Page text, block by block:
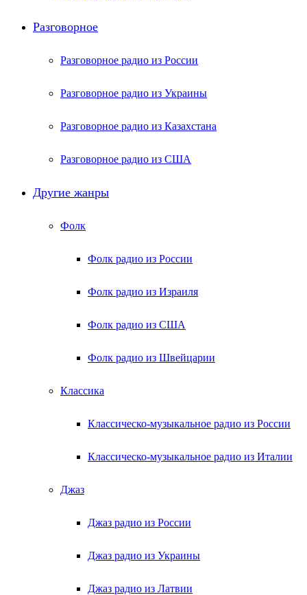
Разговорное
Разговорное радио из России
Разговорное радио из Украины
Разговорное радио из Казахстана
Разговорное радио из США
Другие жанры
Фолк
Фолк радио из России
Фолк радио из Израиля
Фолк радио из США
Фолк радио из Швейцарии
Классика
Классическо-музыкальное радио из России
Классическо-музыкальное радио из Италии
Джаз
Джаз радио из России
Джаз радио из Украины
Джаз радио из Латвии